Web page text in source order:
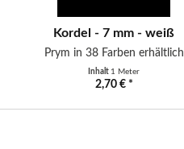
Kordel - 7 mm - weiß
Prym in 38 Farben erhältlich
Inhalt 1 Meter
2,70 € *